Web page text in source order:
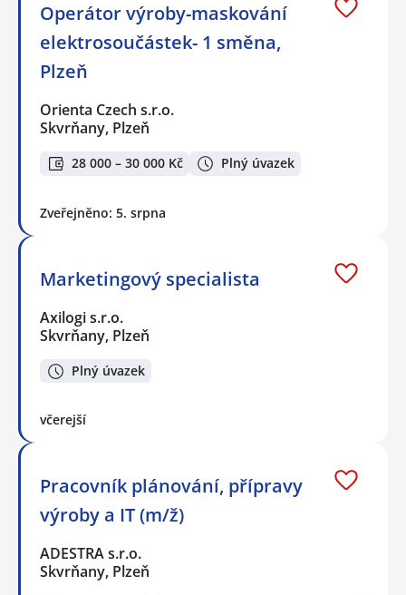
Operátor výroby-maskování
elektrosoučástek- 1 směna,
Plzeň
Orienta Czech s.r.o.
Skvrňany, Plzeň
28 000 – 30 000 Kč Plný úvazek
Zveřejněno: 5. srpna
Marketingový specialista
Axilogi s.r.o.
Skvrňany, Plzeň
Plný úvazek
včerejší
Pracovník plánování, přípravy
výroby a IT (m/ž)
ADESTRA s.r.o.
Skvrňany, Plzeň